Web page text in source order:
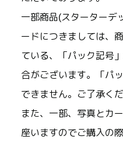
一部商品(スターターデ
ードにつきましては、
ている、「パック記号
合がございます。「パ
できません。ご了承くだ
また、一部、写真とカ
座いますのでご購入の